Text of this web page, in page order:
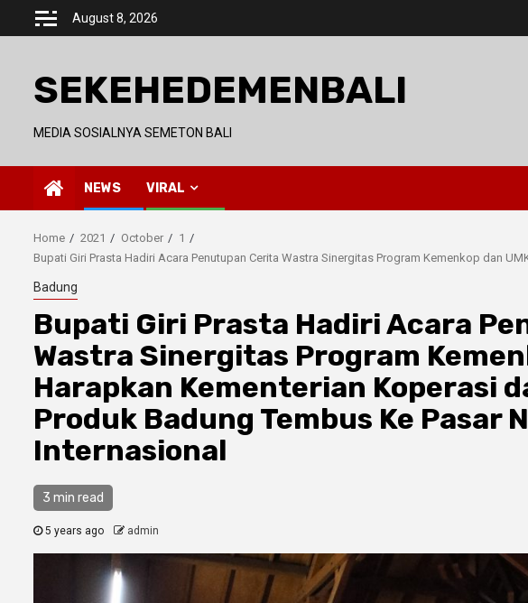
August 8, 2026
SEKEHEDEMENBALI
MEDIA SOSIALNYA SEMETON BALI
NEWS VIRAL
Home 2021 October
1
Bupati Giri Prasta Hadiri Acara Penutupan Cerita Wastra Sinergitas Program Kemenkop dan
Badung
Bupati Giri Prasta Hadiri Acara
Wastra Sinergitas Program
Harapkan Kementerian Koperasi
Produk Badung Tembus Ke Pasar
Internasional
3 min read
5 years ago admin